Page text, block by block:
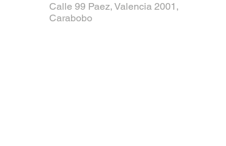
Calle 99 Paez, Valencia 2001,
Carabobo